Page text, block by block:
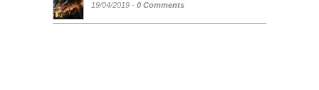
19/04/2019 - 0 Comments